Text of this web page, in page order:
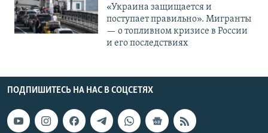
«Украина защищается и
поступает правильно». Мигранты
— о топливном кризисе в России
и его последствиях
ПОДПИШИТЕСЬ НА НАС В СОЦСЕТЯХ